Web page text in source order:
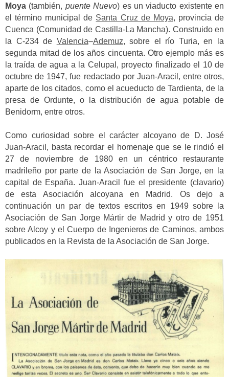
Moya (también, puente Nuevo) es un viaducto existente en
el término municipal de Santa Cruz de Moya, provincia de
Cuenca (Comunidad de Castilla-La Mancha). Construido en
la C-234 de Valencia–Ademuz, sobre el río Turia, en la
segunda mitad de los años cincuenta. Otro ejemplo más es
la traída de agua a la Celupal, proyecto finalizado el 10 de
octubre de 1947, fue redactado por Juan-Aracil, entre otros,
aparte de los citados, como el acueducto de Tardienta, de la
presa de Ordunte, o la distribución de agua potable de
Benidorm, entre otros.
Como curiosidad sobre el carácter alcoyano de D. José
Juan-Aracil, basta recordar el homenaje que se le rindió el
27 de noviembre de 1980 en un céntrico restaurante
madrileño por parte de la Asociación de San Jorge, en la
capital de España. Juan-Aracil fue el presidente (clavario)
de esta Asociación alcoyana en Madrid. Os dejo a
continuación un par de textos escritos en 1949 sobre la
Asociación de San Jorge Mártir de Madrid y otro de 1951
sobre Alcoy y el Cuerpo de Ingenieros de Caminos, ambos
publicados en la Revista de la Asociación de San Jorge.